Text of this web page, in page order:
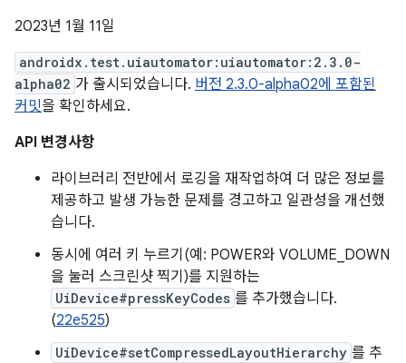
2023년 1월 11일
androidx.test.uiautomator:uiautomator:2.3.0-
alpha02 가 출시되었습니다. 버전 2.3.0-alpha02에 포함된
커밋을 확인하세요.
API 변경사항
라이브러리 전반에서 로깅을 재작업하여 더 많은 정보를
제공하고 발생 가능한 문제를 경고하고 일관성을 개선했
습니다.
동시에 여러 키 누르기(예: POWER와 VOLUME_DOWN
을 눌러 스크린샷 찍기)를 지원하는
UiDevice#pressKeyCodes 를 추가했습니다.
(22e525)
UiDevice#setCompressedLayoutHierarchy 를 추